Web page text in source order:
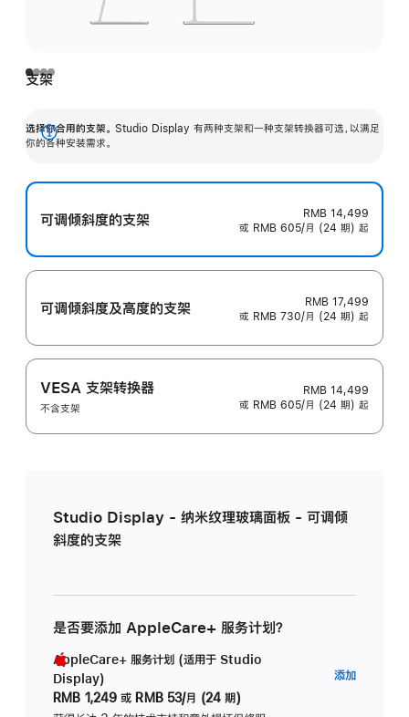
支架
选择你合用的支架。 Studio Display 有两种支架和一种支架转换器可选，以满足
你的各种安装需求。
展
可调倾斜度的支架
RMB 14,499
或 RMB 605/月 (24 期) 起
可调倾斜度及高‍度的支‍架
RMB 17,499
或 RMB 730/月 (24 期) 起
VESA 支架转换器
不含支架
RMB 14,499
或 RMB 605/月 (24 期) 起
Studio Display - 纳米纹理玻璃面板 - 可调倾
斜度的支架
是否要添加 AppleCare+ 服务计划？
AppleCare+ 服务计划 (适用于 Studio
Display)
RMB 1,249 或 RMB 53/月 (24 期)
添加